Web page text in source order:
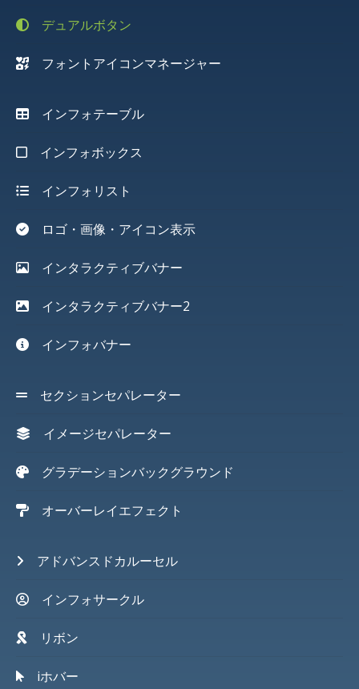
デュアルボタン
フォントアイコンマネージャー
インフォテーブル
インフォボックス
インフォリスト
ロゴ・画像・アイコン表示
インタラクティブバナー
インタラクティブバナー2
インフォバナー
セクションセパレーター
イメージセパレーター
グラデーションバックグラウンド
オーバーレイエフェクト
アドバンスドカルーセル
インフォサークル
リボン
iホバー